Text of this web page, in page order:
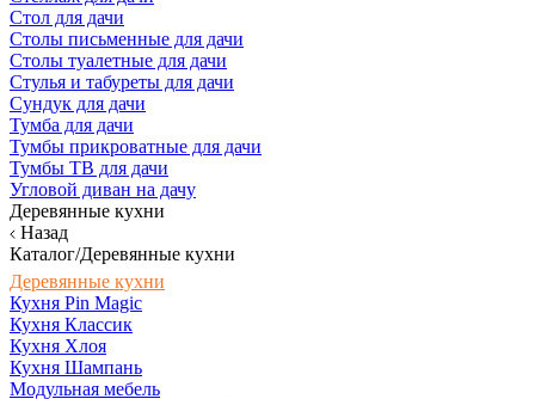
Стол для дачи
Столы письменные для дачи
Столы туалетные для дачи
Стулья и табуреты для дачи
Сундук для дачи
Тумба для дачи
Тумбы прикроватные для дачи
Тумбы ТВ для дачи
Угловой диван на дачу
Деревянные кухни
Назад
Каталог/Деревянные кухни
Деревянные кухни
Кухня Pin Magic
Кухня Классик
Кухня Хлоя
Кухня Шампань
Модульная мебель